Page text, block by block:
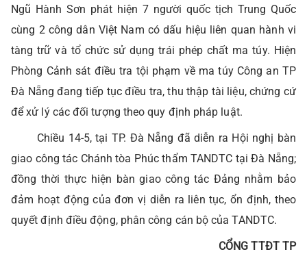
Ngũ Hành Sơn phát hiện 7 người quốc tịch Trung Quốc
cùng 2 công dân Việt Nam có dấu hiệu liên quan hành vi
tàng trữ và tổ chức sử dụng trái phép chất ma túy. Hiện
Phòng Cảnh sát điều tra tội phạm về ma túy Công an TP
Đà Nẵng đang tiếp tục điều tra, thu thập tài liệu, chứng cứ
để xử lý các đối tượng theo quy định pháp luật.
Chiều 14-5, tại TP. Đà Nẵng đã diễn ra Hội nghị bàn
giao công tác Chánh tòa Phúc thẩm TANDTC tại Đà Nẵng;
đồng thời thực hiện bàn giao công tác Đảng nhằm bảo
đảm hoạt động của đơn vị diễn ra liên tục, ổn định, theo
quyết định điều động, phân công cán bộ của TANDTC.
CỔNG TTĐT TP